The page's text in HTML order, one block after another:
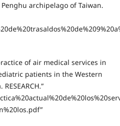
archipelago of Taiwan.
of air medical services in
patients in the Western